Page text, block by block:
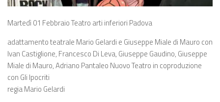
Martedì 01 Febbraio Teatro arti inferiori Padova
adattamento teatrale Mario Gelardi e Giuseppe Miale di Mauro con
Ivan Castiglione, Francesco Di Leva, Giuseppe Gaudino, Giuseppe
Miale di Mauro, Adriano Pantaleo Nuovo Teatro in coproduzione
con Gli Ipocriti
regia Mario Gelardi